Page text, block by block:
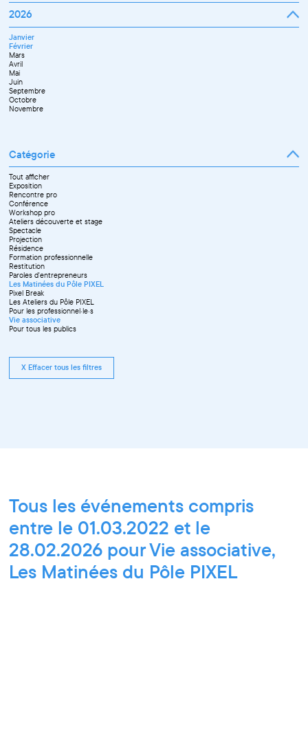
Septembre
Octobre
Novembre
Décembre
Mars
Avril
Juin
Juillet
Septembre
Novembre
Décembre
Janvier
Mars
Avril
Mai
Juin
Juillet
Septembre
Octobre
Novembre
Décembre
2026
Janvier
Février
Mars
Avril
Mai
Juin
Septembre
Octobre
Novembre
Catégorie
Tout afficher
Exposition
Rencontre pro
Conférence
Workshop pro
Ateliers découverte et stage
Spectacle
Projection
Résidence
Formation professionnelle
Restitution
Paroles d'entrepreneurs
Les Matinées du Pôle PIXEL
Pixel Break
Les Ateliers du Pôle PIXEL
Pour les professionnel·le·s
Vie associative
Pour tous les publics
X Effacer tous les filtres
Tous les événements compris
entre le 01.03.2022 et le
28.02.2026 pour Vie associative,
Les Matinées du Pôle PIXEL